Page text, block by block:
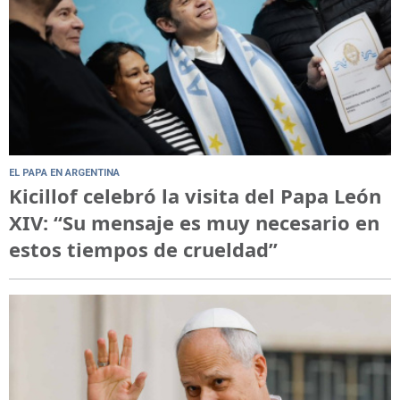
EL PAPA EN ARGENTINA
Kicillof celebró la visita del Papa León
XIV: “Su mensaje es muy necesario en
estos tiempos de crueldad”